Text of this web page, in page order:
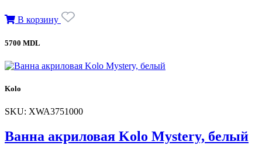
В корзину
5700 MDL
Kolo
SKU: XWA3751000
Ванна акриловая Kolo Mystery, белый